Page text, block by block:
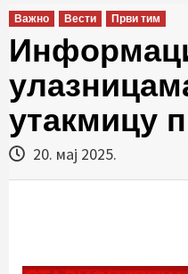
Важно Вести Први тим
утакмицу
20. мај 2025.